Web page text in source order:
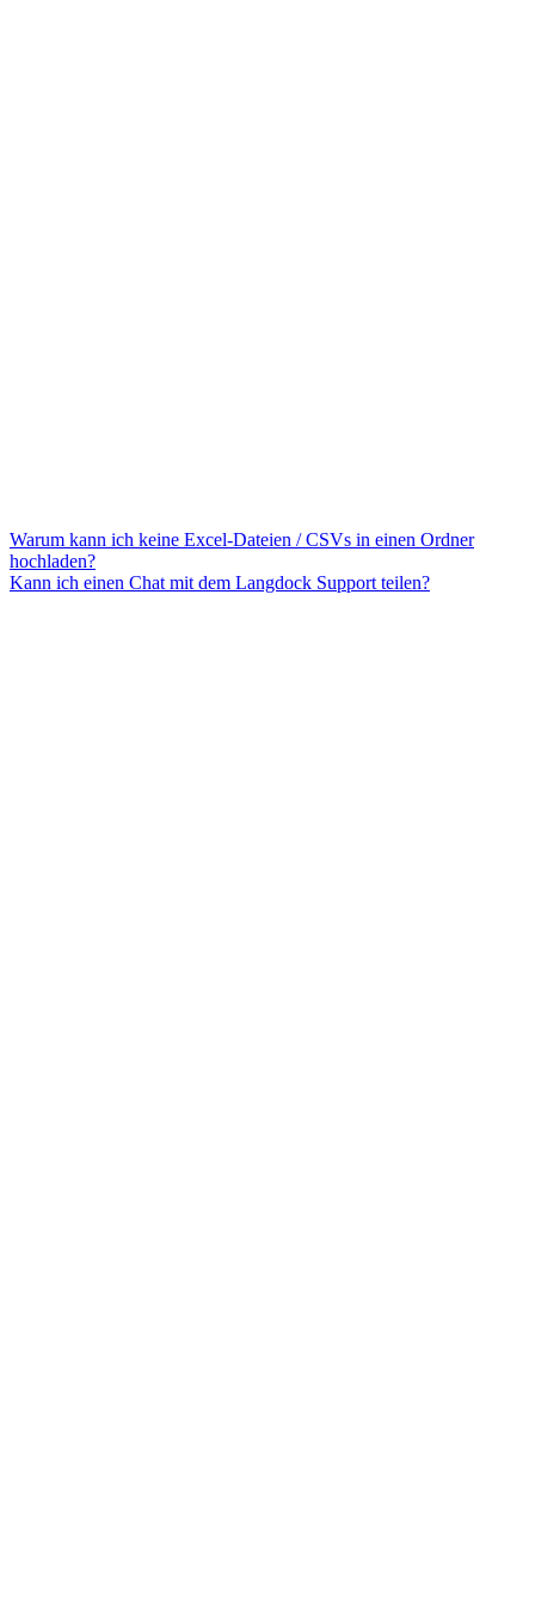
Warum kann ich keine Excel-Dateien / CSVs in einen Ordner
hochladen?
Kann ich einen Chat mit dem Langdock Support teilen?